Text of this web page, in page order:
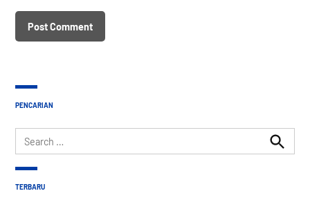
PENCARIAN
Search
for:
Search
TERBARU